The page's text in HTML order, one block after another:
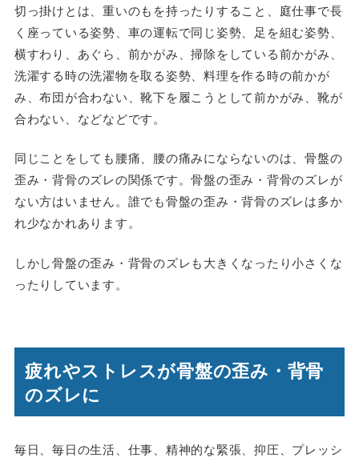
切っ掛けとは、重いのもを持ったりすること、庭仕事で長
く座っている姿勢、車の運転で同じ姿勢、足を組む姿勢、
横すわり、あぐら、前かがみ、掃除をしている前かがみ、
洗濯する時の洗濯物を取る姿勢、料理を作る時の前かが
み、布団が合わない、靴下を履こうとして前かがみ、靴が
合わない、などなどです。
同じことをしても腰痛、腰の痛みにならないのは、骨盤の
歪み・背骨のズレの関係です。骨盤の歪み・背骨のズレが
ない方はいません。誰でも骨盤の歪み・背骨のズレは多か
れ少なかれあります。
しかし骨盤の歪み・背骨のズレも大きくなったり小さくな
ったりしています。
疲れやストレスが骨盤の歪み・背骨
のズレに
毎日、毎日の生活、仕事、精神的な緊張、抑圧、プレッシ